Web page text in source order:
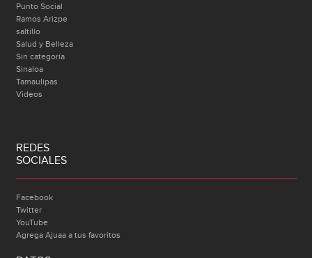
Punto Social
Ramos Arizpe
saltillo
Salud y Belleza
Sin categoría
Sinaloa
Tamaulipas
Videos
REDES
SOCIALES
Facebook
Twitter
YouTube
Agrega Ajuaa a tus favoritos